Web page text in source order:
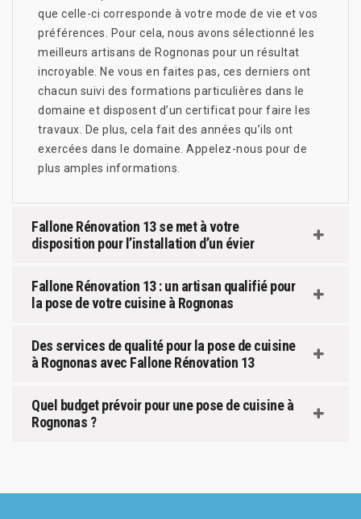
que celle-ci corresponde à votre mode de vie et vos
préférences. Pour cela, nous avons sélectionné les
meilleurs artisans de Rognonas pour un résultat
incroyable. Ne vous en faites pas, ces derniers ont
chacun suivi des formations particulières dans le
domaine et disposent d’un certificat pour faire les
travaux. De plus, cela fait des années qu’ils ont
exercées dans le domaine. Appelez-nous pour de
plus amples informations.
Fallone Rénovation 13 se met à votre
disposition pour l’installation d’un évier
Fallone Rénovation 13 : un artisan qualifié pour
la pose de votre cuisine à Rognonas
Des services de qualité pour la pose de cuisine
à Rognonas avec Fallone Rénovation 13
Quel budget prévoir pour une pose de cuisine à
Rognonas ?